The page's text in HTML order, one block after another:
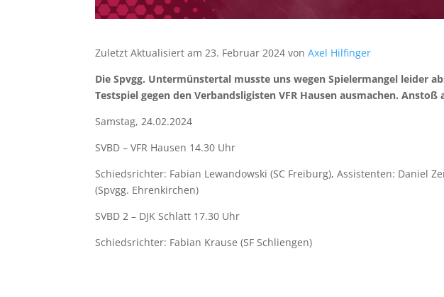
Zuletzt Aktualisiert am 23. Februar 2024 vonAxel Hilfinger
Die Spvgg. Untermünstertal musste uns wegen Spielermangel leider
Testspiel gegen den Verbandsligisten VFR Hausen ausmachen.
Samstag, 24.02.2024
SVBD – VFR Hausen 14.30 Uhr
Schiedsrichter: Fabian Lewandowski (SC Freiburg), Assistenten: Daniel
(Spvgg. Ehrenkirchen)
SVBD 2 – DJK Schlatt 17.30 Uhr
Schiedsrichter: Fabian Krause (SF Schliengen)